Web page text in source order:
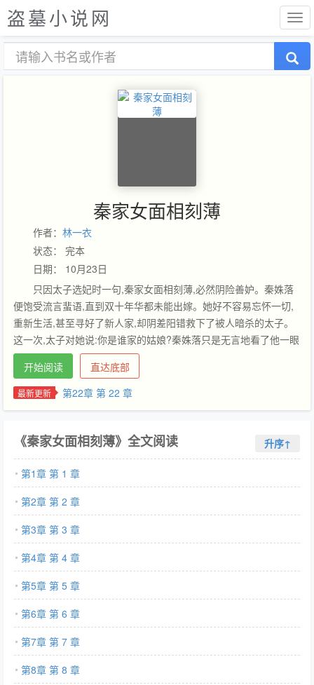
盗墓小说网
秦家女面相刻薄
作者： 林一衣
状态： 完本
日期： 10月23日
只因太子选妃时一句,秦家女面相刻薄,必然阴险善妒。秦姝落
便饱受流言蜚语,直到双十年华都未能出嫁。她好不容易忘怀一切,
重新生活,甚至寻好了新人家,却阴差阳错救下了被人暗杀的太子。
这一次,太子对她说:你是谁家的姑娘?秦姝落只是无言地看了他一眼
便转身离去。偏他任性不可一世,总是出现在她身旁,惹得坊间风言
风语不断,逼得她与定亲的宋家断了来往,未婚夫也被送上了战场。
直至圣上赐婚,新婚之夜,与诸多贺礼一同送进太子府的还有宋钰的
死讯。秦姝落第一次正眼看他,刻薄道:怎么死的不是你。*萧洵年少
也曾伤过一些人。那又如何,他自幼身居高位,一切的人和事对他负
责,以他为中心都是应该的。可他万万没想到,他随口一言却毁了一
个女子的半生,更不想后来竟是栽在了这女子手中。他想尽办法弥补
当初的一切,却始终不得笑言。费尽心机求得父皇赐婚,新婚之夜,她
却说:怎么死的不是你。他从没想过,原来那么温和柔善的秦姝落也
会说出这种话,只为了那个男人。【更六休一,每周四休息】——隔
壁开了预收《一本古言火葬场》,大家喜欢的可以收藏呀~文案在下
面：许连夏原只是个寄人篱下的孤女,奈何父亲离世前定下一门娃娃
亲,叔父做主便将她嫁去了盛京城。听说她的未婚夫婿是大名鼎鼎的
平南王,圣上最爱重的亲弟弟,她以为只要她好好过日子这一生总归
能有个落脚之处。却不曾想,新婚之夜,她的丈夫却逃婚了。她才知
晓,原来丈夫早就爱慕上了一个江湖侠女,两人相约出逃,直接私奔
了。一夜之间她成了整个盛京城的笑话。满城的流言蜚语犹如刀割,
便是叔父也脸上无光,一怒之下将人接回了家。可她万万没想到,有
一天她还会再回到盛京城。回来的那一天,满城红绸,十里红妆,人山
开始阅读 直达底部
最新更新 第22章 第 22 章
《秦家女面相刻薄》全文阅读 升序↑
第1章 第 1 章
第2章 第 2 章
第3章 第 3 章
第4章 第 4 章
第5章 第 5 章
第6章 第 6 章
第7章 第 7 章
第8章 第 8 章